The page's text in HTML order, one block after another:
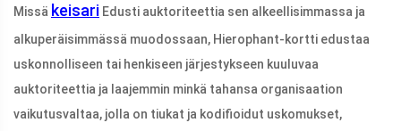
Missä keisari Edusti auktoriteettia sen alkeellisimmassa ja
alkuperäisimmässä muodossaan, Hierophant-kortti edustaa
uskonnolliseen tai henkiseen järjestykseen kuuluvaa
auktoriteettia ja laajemmin minkä tahansa organisaation
vaikutusvaltaa, jolla on tiukat ja kodifioidut uskomukset,